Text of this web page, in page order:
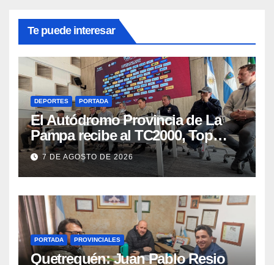
Te puede interesar
DEPORTES PORTADA
El Autódromo Provincia de La
Pampa recibe al TC2000, Top
Race y Fórmula Nacional este fin
de semana
7 DE AGOSTO DE 2026
PORTADA PROVINCIALES
Quetrequén: Juan Pablo Resio